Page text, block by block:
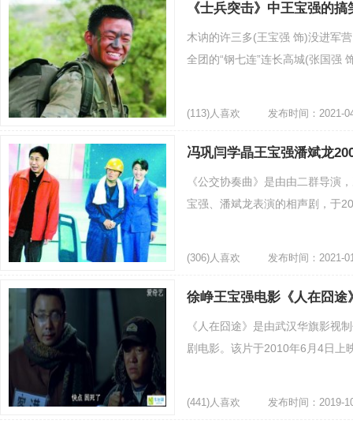
《士兵突击》中王宝强的搞
木讷的许三多(王宝强 饰)没进军
全团的“钢七连”连长高城(张国强
(113)人喜欢 发布时间：2021-
冯巩闫学晶王宝强潘斌龙
《公交协奏曲》是由由二群导演
宝强、潘斌龙表演的相声剧，于
(306)人喜欢
发布时间：2021-
徐峥王宝强电影《人在囧途
《人在囧途》是由武汉华旗影视
剧电影。该片于2010年6月4日上
(441)人喜欢 发布时间：2019-